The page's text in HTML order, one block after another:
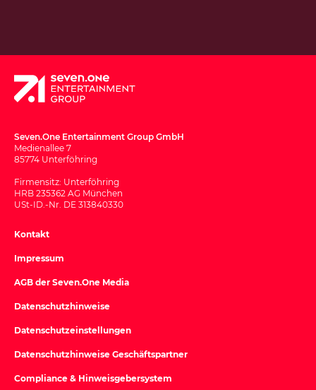
Seven.One Entertainment Group GmbH
Medienallee 7
85774 Unterföhring
Firmensitz: Unterföhring
HRB 235362 AG München
USt-ID.-Nr. DE 313840330
Kontakt
Impressum
AGB der Seven.One Media
Datenschutzhinweise
Datenschutzeinstellungen
Datenschutzhinweise Geschäftspartner
Compliance & Hinweisgebersystem